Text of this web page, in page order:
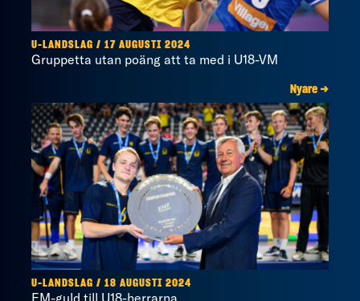
U-LANDSLAG / 17 AUGUSTI 2024
Gruppetta utan poäng att ta med i U18-VM
Nyare →
U-LANDSLAG / 18 AUGUSTI 2024
EM-guld till U18-herrarna